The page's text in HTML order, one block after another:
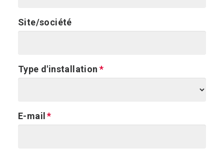
Site/société
Type d'installation
E-mail